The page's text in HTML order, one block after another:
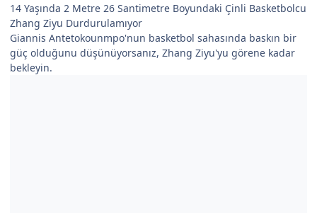
14 Yaşında 2 Metre 26 Santimetre Boyundaki Çinli Basketbolcu
Zhang Ziyu Durdurulamıyor
Giannis Antetokounmpo'nun basketbol sahasında baskın bir
güç olduğunu düşünüyorsanız, Zhang Ziyu'yu görene kadar
bekleyin.